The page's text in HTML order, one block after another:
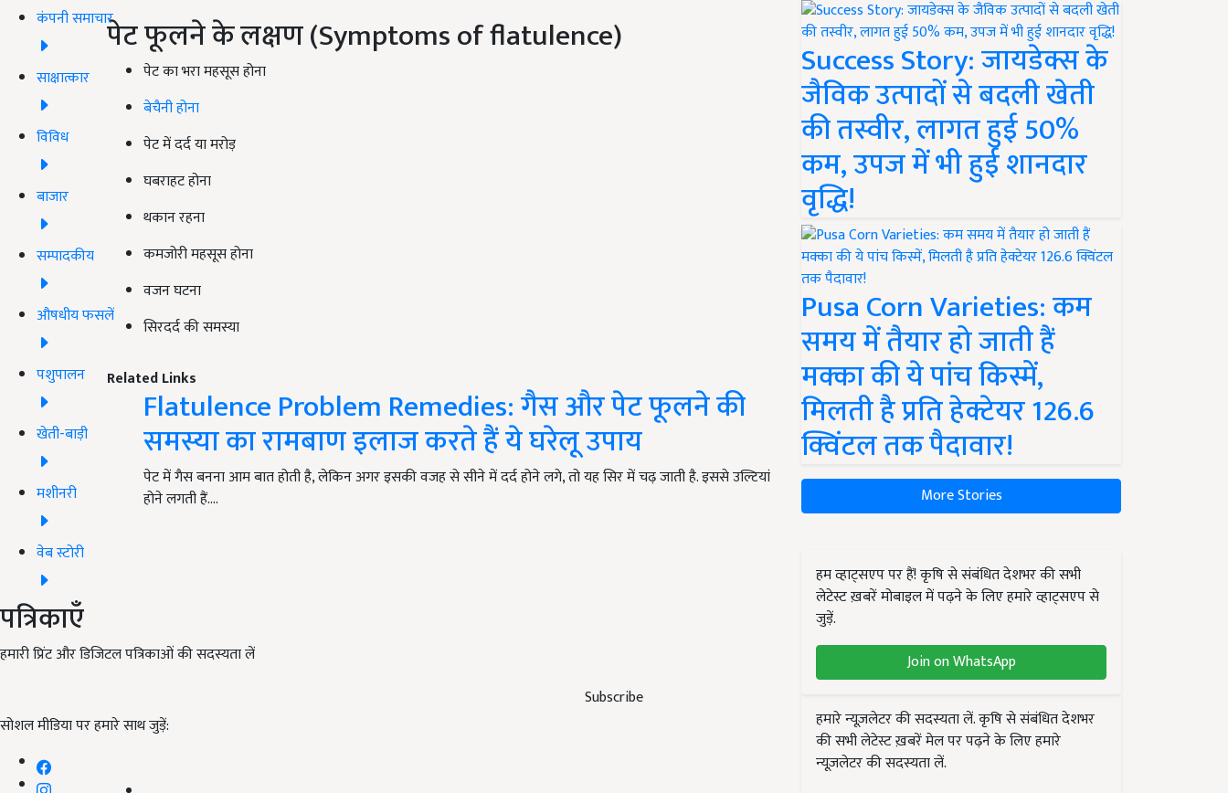
कंपनी समाचार
साक्षात्कार
विविध
बाजार
सम्पादकीय
औषधीय फसलें
पशुपालन
खेती-बाड़ी
मशीनरी
वेब स्टोरी
पत्रिकाएँ
हमारी प्रिंट और डिजिटल पत्रिकाओं की सदस्यता लें
Subscribe
सोशल मीडिया पर हमारे साथ जुड़ें:
पेट फूलने के लक्षण (Symptoms of flatulence)
पेट का भरा महसूस होना
बेचैनी होना
पेट में दर्द या मरोड़
घबराहट होना
थकान रहना
कमजोरी महसूस होना
वजन घटना
सिरदर्द की समस्या
Related Links
Flatulence Problem Remedies: गैस और पेट फूलने की
समस्या का रामबाण इलाज करते हैं ये घरेलू उपाय
पेट में गैस बनना आम बात होती है, लेकिन अगर इसकी वजह से सीने में दर्द होने लगे, तो यह सिर में चढ़ जाती है. इससे उल्टियां
होने लगती हैं.…
Success Story: जायडेक्स के
जैविक उत्पादों से बदली खेती
की तस्वीर, लागत हुई 50%
कम, उपज में भी हुई शानदार
वृद्धि!
Pusa Corn Varieties: कम
समय में तैयार हो जाती हैं
मक्का की ये पांच किस्में,
मिलती है प्रति हेक्टेयर 126.6
क्विंटल तक पैदावार!
More Stories
हम व्हाट्सएप पर हैं! कृषि से संबंधित देशभर की सभी
लेटेस्ट ख़बरें मोबाइल में पढ़ने के लिए हमारे व्हाट्सएप से
जुड़ें.
Join on WhatsApp
हमारे न्यूज़लेटर की सदस्यता लें. कृषि से संबंधित देशभर
की सभी लेटेस्ट ख़बरें मेल पर पढ़ने के लिए हमारे
न्यूज़लेटर की सदस्यता लें.